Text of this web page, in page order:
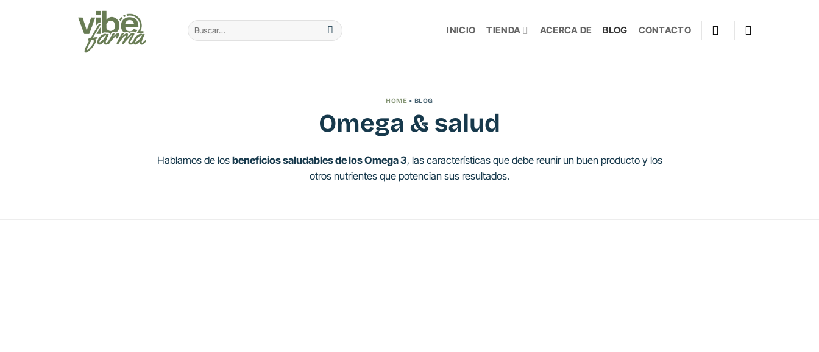
Buscar
por:
INICIO TIENDA ACERCA DE BLOG CONTACTO
HOME • BLOG
Omega & salud
Hablamos de los beneficios saludables de los Omega 3, las características que debe reunir un buen producto y los
otros nutrientes que potencian sus resultados.